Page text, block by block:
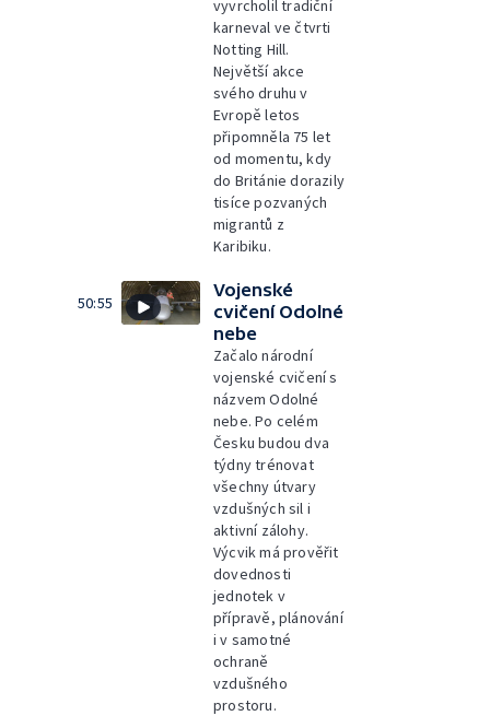
vyvrcholil tradiční
karneval ve čtvrti
Notting Hill.
Největší akce
svého druhu v
Evropě letos
připomněla 75 let
od momentu, kdy
do Británie dorazily
tisíce pozvaných
migrantů z
Karibiku.
50:55
Vojenské
cvičení Odolné
nebe
Začalo národní
vojenské cvičení s
názvem Odolné
nebe. Po celém
Česku budou dva
týdny trénovat
všechny útvary
vzdušných sil i
aktivní zálohy.
Výcvik má prověřit
dovednosti
jednotek v
přípravě, plánování
i v samotné
ochraně
vzdušného
prostoru.